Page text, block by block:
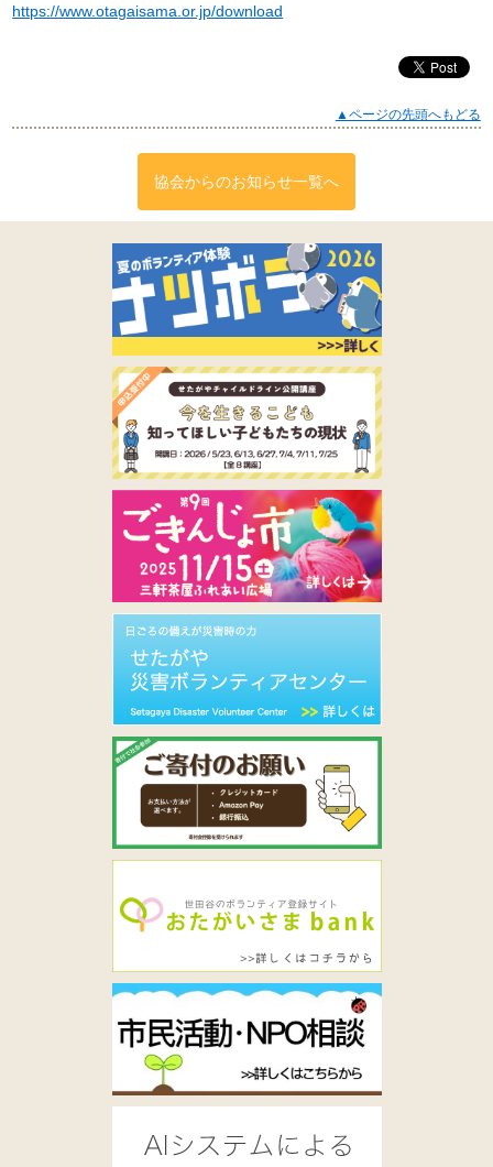
https://www.otagaisama.or.jp/download
▲ページの先頭へもどる
協会からのお知らせ一覧へ